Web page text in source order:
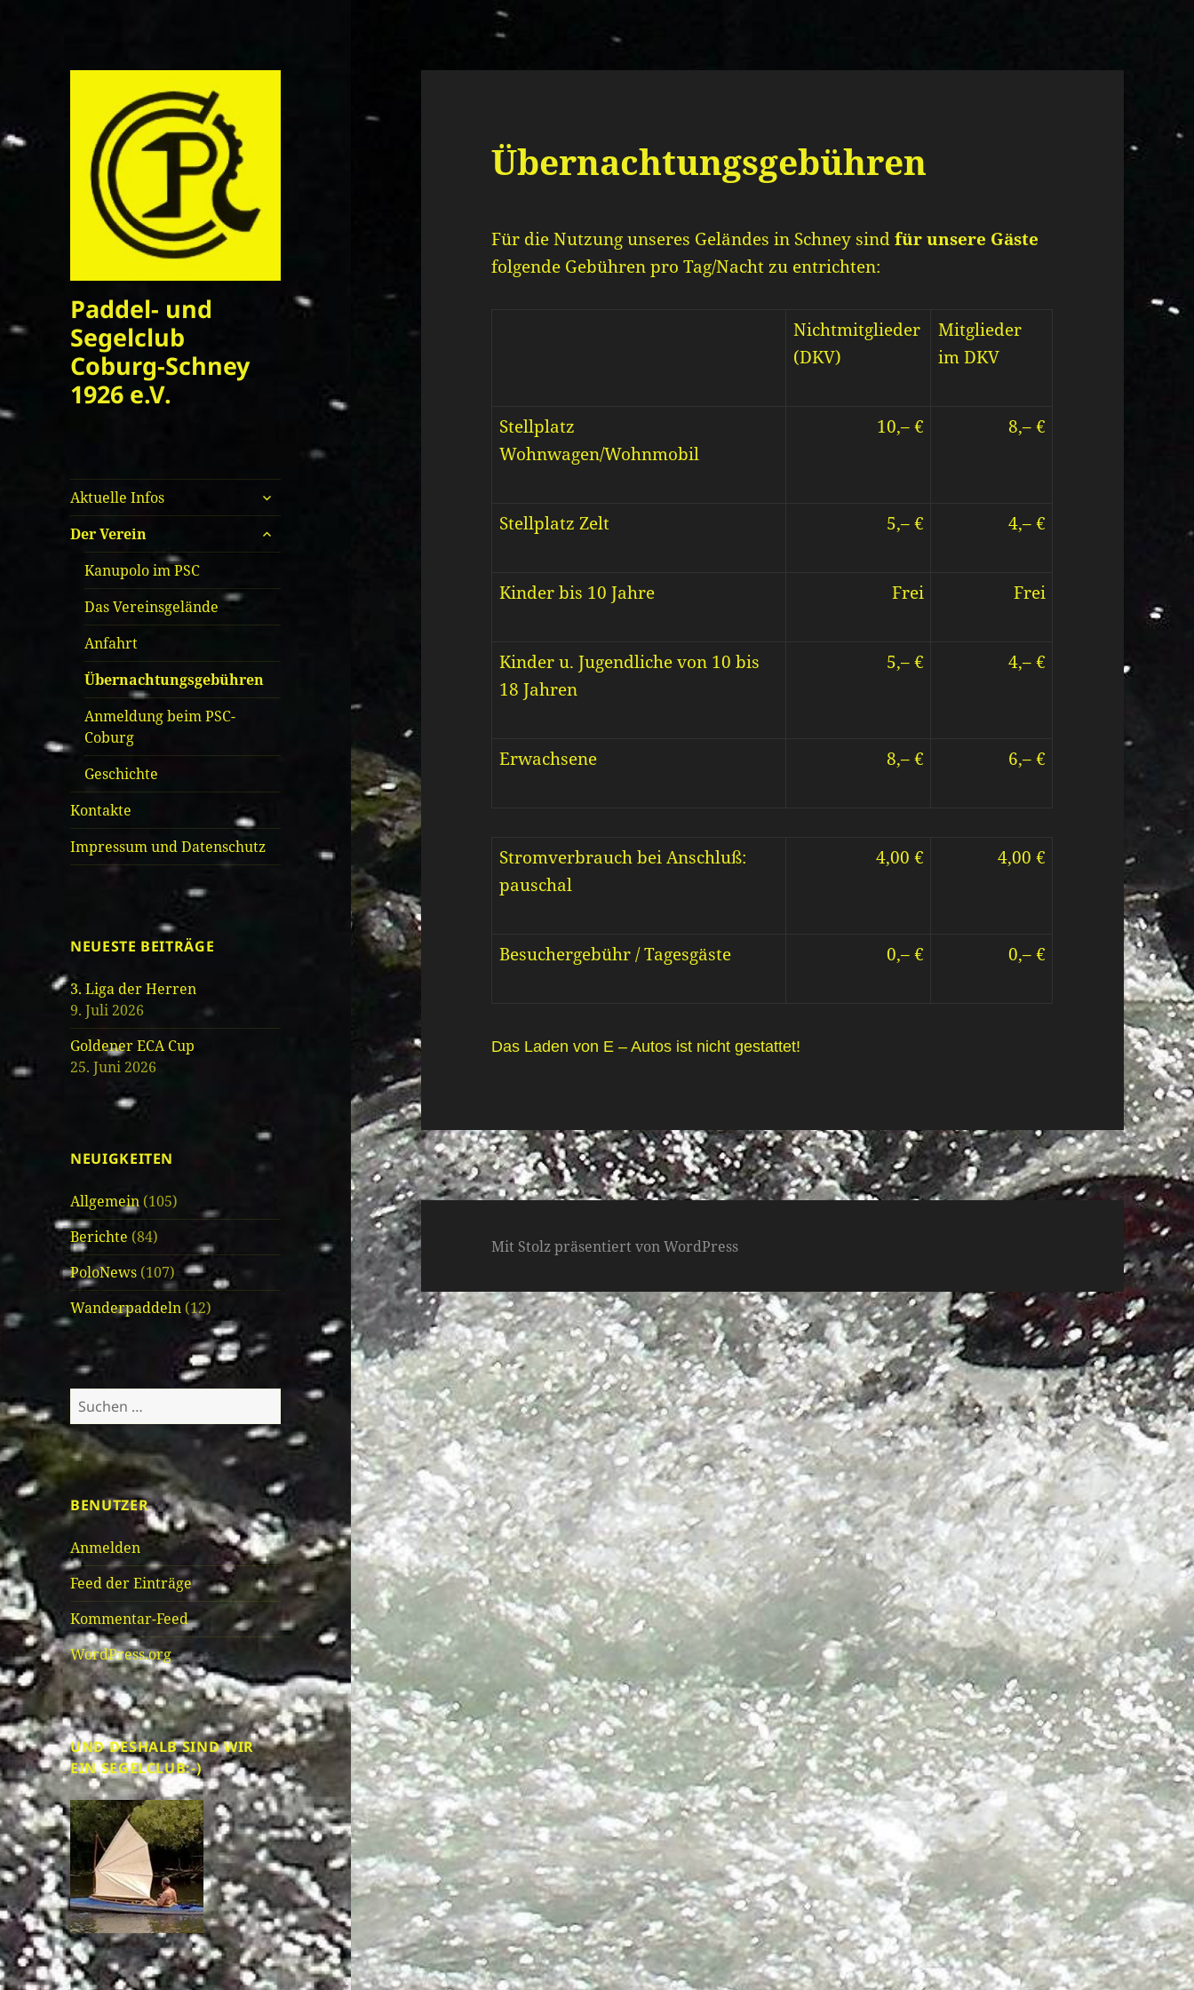
Paddel- und
Segelclub
Coburg-Schney
1926 e.V.
Aktuelle Infos
untermenü
öffnen
Der Verein
untermenü
öffnen
Kanupolo im PSC
Das Vereinsgelände
Anfahrt
Übernachtungsgebühren
Anmeldung beim PSC-
Coburg
Geschichte
Kontakte
Impressum und Datenschutz
NEUESTE BEITRÄGE
3. Liga der Herren
9. Juli 2026
Goldener ECA Cup
25. Juni 2026
NEUIGKEITEN
Allgemein (105)
Berichte (84)
PoloNews (107)
Wanderpaddeln (12)
Suche
nach:
BENUTZER
Anmelden
Feed der Einträge
Kommentar-Feed
WordPress.org
UND DESHALB SIND WIR
EIN SEGELCLUB:-)
Übernachtungsgebühren
Für die Nutzung unseres Geländes in Schney sindfür unsere Gäste
folgende Gebühren pro Tag/Nacht zu entrichten:
Nichtmitglieder
(DKV)
Mitglieder
im DKV
Stellplatz
Wohnwagen/Wohnmobil
10,– € 8,– €
Stellplatz Zelt 5,– € 4,– €
Kinder bis 10 Jahre Frei Frei
Kinder u. Jugendliche von 10 bis
18 Jahren
5,– € 4,– €
Erwachsene 8,– € 6,– €
Stromverbrauch bei Anschluß:
pauschal
4,00 € 4,00 €
Besuchergebühr / Tagesgäste 0,– € 0,– €
Das Laden von E – Autos ist nicht gestattet!
Mit Stolz präsentiert von WordPress